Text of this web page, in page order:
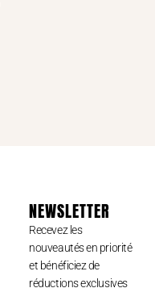
NEWSLETTER
Recevez les
nouveautés en priorité
et bénéficiez de
réductions exclusives